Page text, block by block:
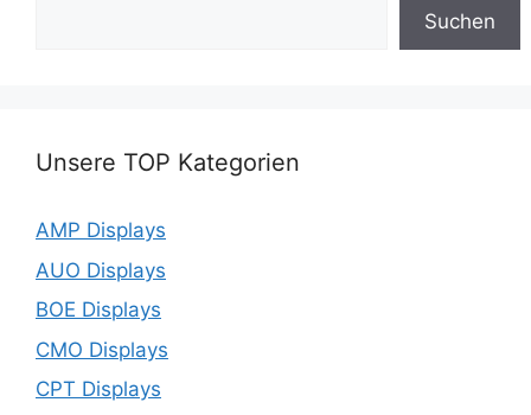
Suchen
Unsere TOP Kategorien
AMP Displays
AUO Displays
BOE Displays
CMO Displays
CPT Displays